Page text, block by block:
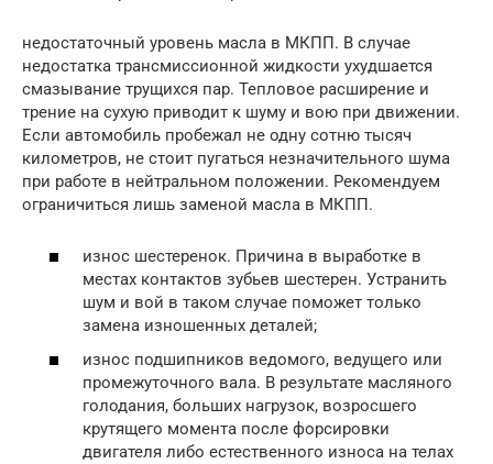
недостаточный уровень масла в МКПП. В случае
недостатка трансмиссионной жидкости ухудшается
смазывание трущихся пар. Тепловое расширение и
трение на сухую приводит к шуму и вою при движении.
Если автомобиль пробежал не одну сотню тысяч
километров, не стоит пугаться незначительного шума
при работе в нейтральном положении. Рекомендуем
ограничиться лишь заменой масла в МКПП.
износ шестеренок. Причина в выработке в
местах контактов зубьев шестерен. Устранить
шум и вой в таком случае поможет только
замена изношенных деталей;
износ подшипников ведомого, ведущего или
промежуточного вала. В результате масляного
голодания, больших нагрузок, возросшего
крутящего момента после форсировки
двигателя либо естественного износа на телах